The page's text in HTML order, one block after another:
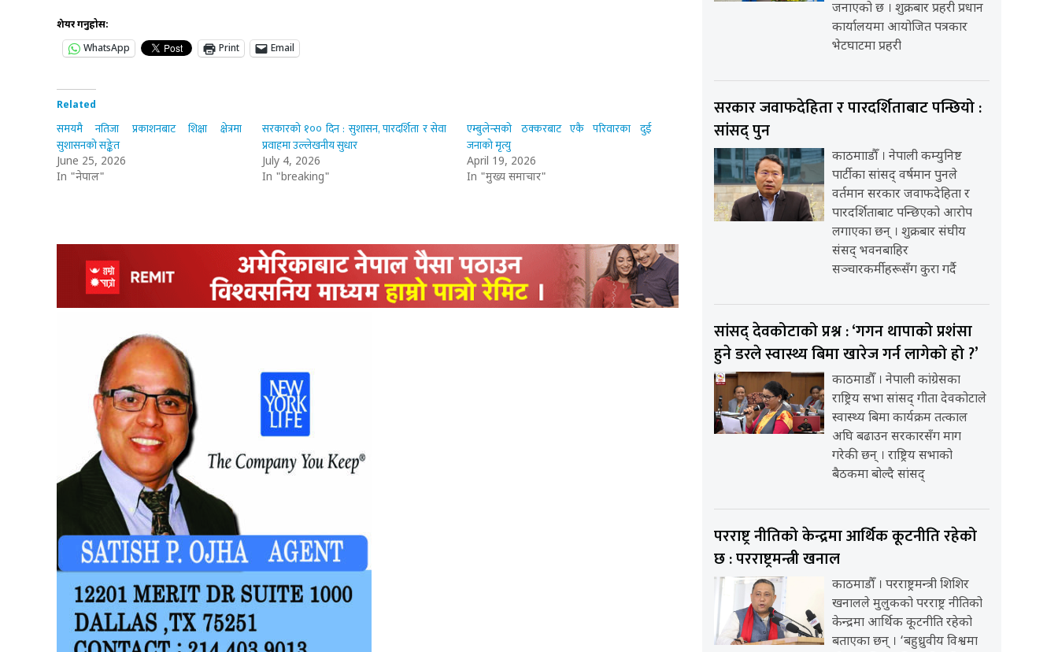
शेयर गर्नुहोस:
WhatsApp
Print Email
Related
समयमै नतिजा प्रकाशनबाट शिक्षा क्षेत्रमा
सुशासनको सङ्केत
June 25, 2026
In "नेपाल"
सरकारको १०० दिन : सुशासन, पारदर्शिता र सेवा
प्रवाहमा उल्लेखनीय सुधार
July 4, 2026
In "breaking"
एम्बुलेन्सको ठक्करबाट एकै परिवारका दुई
जनाको मृत्यु
April 19, 2026
In "मुख्य समाचार"
जनाएको छ । शुक्रबार प्रहरी प्रधान
कार्यालयमा आयोजित पत्रकार
भेटघाटमा प्रहरी
सरकार जवाफदेहिता र पारदर्शिताबाट पन्छियो :
सांसद् पुन
काठमााडौँ । नेपाली कम्युनिष्ट
पार्टीका सांसद् वर्षमान पुनले
वर्तमान सरकार जवाफदेहिता र
पारदर्शिताबाट पन्छिएको आरोप
लगाएका छन् । शुक्रबार संघीय
संसद् भवनबाहिर
सञ्चारकर्मीहरूसँग कुरा गर्दै
सांसद् देवकोटाको प्रश्न : ‘गगन थापाको प्रशंसा
हुने डरले स्वास्थ्य बिमा खारेज गर्न लागेको हो ?’
काठमाडौँ । नेपाली कांग्रेसका
राष्ट्रिय सभा सांसद् गीता देवकोटाले
स्वास्थ्य बिमा कार्यक्रम तत्काल
अघि बढाउन सरकारसँग माग
गरेकी छन् । राष्ट्रिय सभाको
बैठकमा बोल्दै सांसद्
परराष्ट्र नीतिको केन्द्रमा आर्थिक कूटनीति रहेको
छ : परराष्ट्रमन्त्री खनाल
काठमाडौँ । परराष्ट्रमन्त्री शिशिर
खनालले मुलुकको परराष्ट्र नीतिको
केन्द्रमा आर्थिक कूटनीति रहेको
बताएका छन् । ‘बहुध्रुवीय विश्वमा